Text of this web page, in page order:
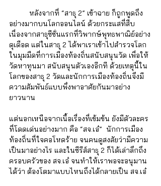
หลังจากที่ “สาธุ 2” เข้าฉาย ก็ถูกพูดถึง
อย่างมากบนโลกออนไลน์ ด้วยกระแสที่สืบ
เนื่องจากสาธุซีซั่นแรกที่วิพากษ์พุทธพาณิย์อย่าง
ดุเดือด แต่ในสาธุ 2 ได้พาเราเข้าไปสำรวจโลก
ในมุมมืดที่การเมืองท้องถิ่นสนับสนุนวัด เพื่อให้
วัดหาทุนมา สนับสนุนตัวเองอีกที ด้วยเหตุนี้ใน
โลกของสาธุ 2 วัดและนักการเมืองท้องถิ่นจึงมี
ความสัมพันธ์แบบพึ่งพาอาศัยกันมาอย่าง
ยาวนาน
แต่นอกเหนือจากเนื้อเรื่องที่เข้มข้น ยังมีตัวละคร
ที่โดดเด่นอย่างมาก คือ “สจ.เอ๋”  นักการเมือง
ท้องถิ่นที่ใจคอโหดร้าย จนคนดูสงสัยว่ามีความ
เป็นมาอย่างไร และในซีรีส์สาธุ 2 ก็ได้เล่าลึกถึง
ครอบครัวของ สจ.เอ๋ จนทำให้เราพอจะอนุมาน
ได้ว่า ต้องโตมาแบบไหนถึงได้กลายเป็น สจ.เอ๋